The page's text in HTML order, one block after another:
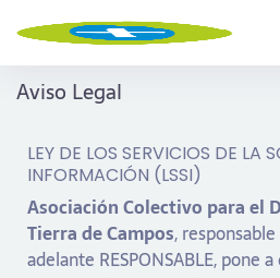
Aviso Legal
LEY DE LOS SERVICIOS DE LA
INFORMACIÓN (LSSI)
Asociación Colectivo para el
Tierra de Campos,
adelante RESPONSABLE, pone